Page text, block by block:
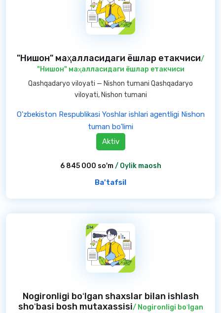
"Нишон" маҳалласидаги ёшлар етакчиси/
"Нишон" маҳалласидаги ёшлар етакчиси
Qashqadaryo viloyati — Nishon tumani Qashqadaryo
viloyati, Nishon tumani
O'zbekiston Respublikasi Yoshlar ishlari agentligi Nishon
tuman bo'limi
Aktiv
6 845 000 so'm/ Oylik maosh
Ba'tafsil
Nogironligi boʻlgan shaxslar bilan ishlash
shoʻbasi bosh mutaxassisi/ Nogironligi boʻlgan